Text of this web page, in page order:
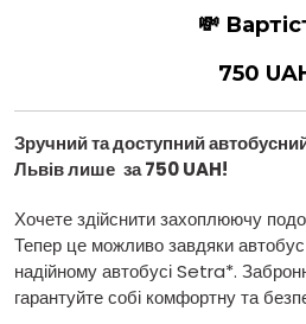
💸
750
Зручний та доступний
Львів лише за 750 UAH!
Хочете здійснити захоплюючу
Тепер це можливо завдяки
надійному автобусі Setra*.
гарантуйте собі комфортну та